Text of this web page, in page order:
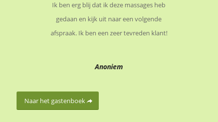
Ik ben erg blij dat ik deze massages heb
gedaan en kijk uit naar een volgende
afspraak. Ik ben een zeer tevreden klant!
Anoniem
Naar het gastenboek